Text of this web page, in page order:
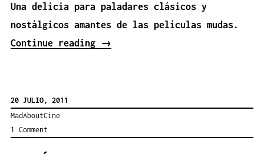
Una delicia para paladares clásicos y
nostálgicos amantes de las películas mudas.
Continue reading
«The
→
20 JULIO, 2011
MadAboutCine
1 Comment